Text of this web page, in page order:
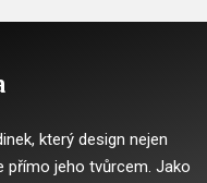
který design nejen
přímo jeho tvůrcem. Jako